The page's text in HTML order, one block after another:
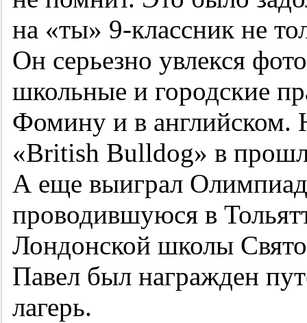
на «ты» 9-классник не
Он серьезно увлекся
школьные и городские
Фомину и в английском.
«British Bulldog» в
А еще выиграл
проводившуюся в
Лондонской школы
Павел был награжден
лагерь.